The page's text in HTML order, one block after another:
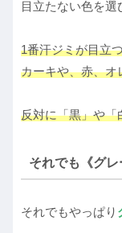
目立たない色を選
1番汗ジミが目立
カーキや、赤、オ
反対に「黒」や「
それでも《グ
それでもやっぱり